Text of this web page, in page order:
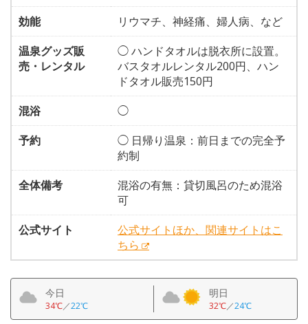
効能
リウマチ、神経痛、婦人病、など
温泉グッズ販
売・レンタル
◯ ハンドタオルは脱衣所に設置。
バスタオルレンタル200円、ハン
ドタオル販売150円
混浴
◯
予約
◯ 日帰り温泉：前日までの完全予
約制
全体備考
混浴の有無：貸切風呂のため混浴
可
公式サイト
公式サイトほか、関連サイトはこ
ちら
今日
34℃／22℃
明日
32℃／24℃